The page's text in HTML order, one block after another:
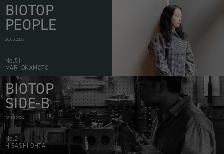
BIOTOP
PEOPLE
20.05.2026
No.51
MARI OKAMOTO
BIOTOP
SIDE-B
28.10.2024
No.2
HISASHI OHTA